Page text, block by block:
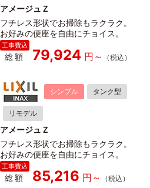
アメージュＺ
フチレス形状でお掃除もラクラク。
お好みの便座を自由にチョイス。
総額 79,924
シンプル タンク型
リモデル
アメージュＺ
フチレス形状でお掃除もラクラク。
お好みの便座を自由にチョイス。
総額 85,216